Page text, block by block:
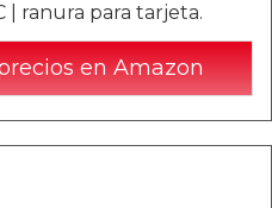
| ranura para tarjeta.
en Amazon